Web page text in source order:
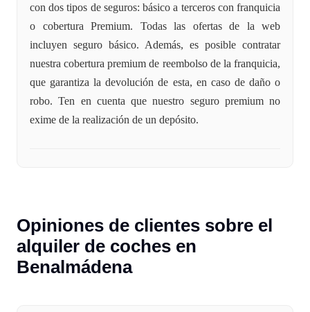
con dos tipos de seguros: básico a terceros con franquicia
o cobertura Premium. Todas las ofertas de la web
incluyen seguro básico. Además, es posible contratar
nuestra cobertura premium de reembolso de la franquicia,
que garantiza la devolución de esta, en caso de daño o
robo. Ten en cuenta que nuestro seguro premium no
exime de la realización de un depósito.
Opiniones de clientes sobre el
alquiler de coches en
Benalmádena